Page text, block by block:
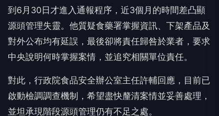
到6月30日才進入通報程序，近3個月的時間差凸顯
源頭管理失靈。他質疑食藥署掌握資訊、下架產品及
對外公布均有延誤，最後卻將責任歸咎於業者，要求
中央說明何時掌握案情，並追究相關單位責任。
對此，行政院食品安全辦公室主任許輔回應，目前已
啟動檢調調查機制，希望盡快釐清案情並妥善處理，
並坦承現階段源頭管理仍有不足之處。